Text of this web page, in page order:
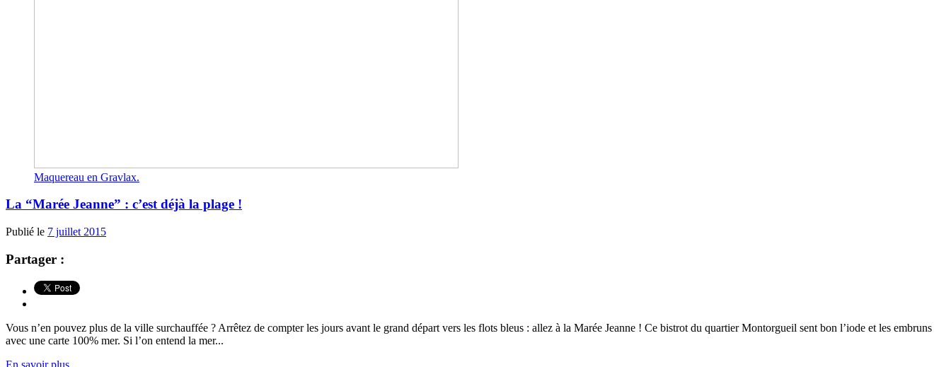
Maquereau en Gravlax.
La “Marée Jeanne” : c’est déjà la plage !
Publié le 7 juillet 2015
Partager :
Vous n’en pouvez plus de la ville surchauffée ? Arrêtez de compter les jours avant le grand départ vers les flots bleus : allez à la Marée Jeanne ! Ce bistrot du quartier Montorgueil sent bon l’iode et les embruns
avec une carte 100% mer. Si l’on entend la mer...
En savoir plus